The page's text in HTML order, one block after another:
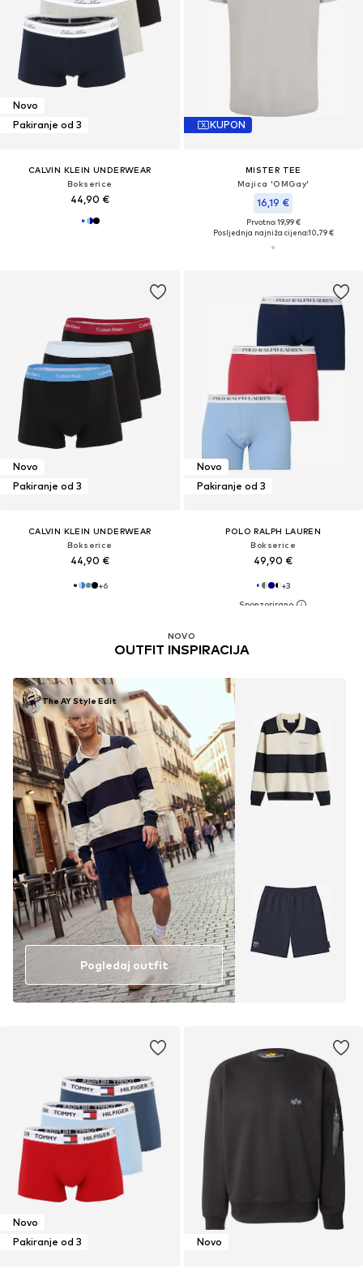
Novo
Pakiranje od 3
CALVIN KLEIN UNDERWEAR
Bokserice
44,90 €
KUPON
MISTER TEE
Majica 'OMGay'
16,19 €
Prvotno: 19,99 €
Posljednja najniža cijena:10,79 €
Novo
Pakiranje od 3
CALVIN KLEIN UNDERWEAR
Bokserice
44,90 €
+6
Novo
Pakiranje od 3
POLO RALPH LAUREN
Bokserice
49,90 €
+3
NOVO
OUTFIT INSPIRACIJA
The AY Style Edit
Pogledaj outfit
Novo
Pakiranje od 3
Novo